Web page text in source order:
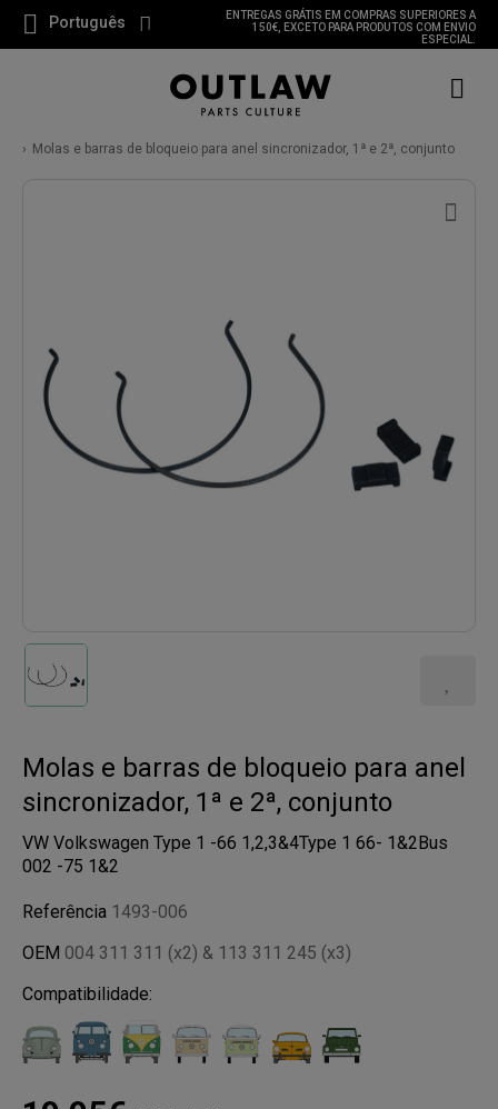
Português
ENTREGAS GRÁTIS EM COMPRAS SUPERIORES A
150€, EXCETO PARA PRODUTOS COM ENVIO
ESPECIAL.
Molas e barras de bloqueio para anel sincronizador, 1ª e 2ª, conjunto
Molas e barras de bloqueio para anel
sincronizador, 1ª e 2ª, conjunto
VW Volkswagen Type 1 -66 1,2,3&4Type 1 66- 1&2Bus
002 -75 1&2
Referência 1493-006
OEM 004 311 311 (x2) & 113 311 245 (x3)
Compatibilidade: